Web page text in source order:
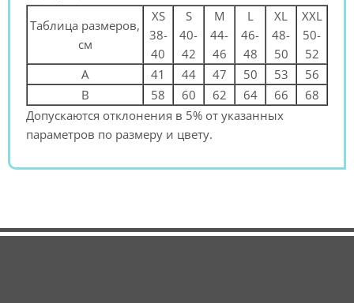
Таблица размеров,
см
XS
38-
40
S
40-
42
M
44-
46
L
46-
48
XL
48-
50
XXL
50-
52
A
41 44 47 50 53
56
B
58 60 62 64 66
68
Допускаются отклонения в 5% от указанных
параметров по размеру и цвету.